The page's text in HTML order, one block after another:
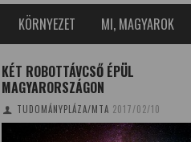
KÖRNYEZET MI, MAGYAROK
LEPKÉK ÉJSZAKÁJA A NYÍREGYHÁZI
SÓSTÓI-ERDŐBEN
TUDOMÁNYPLÁZA 2014/06/17